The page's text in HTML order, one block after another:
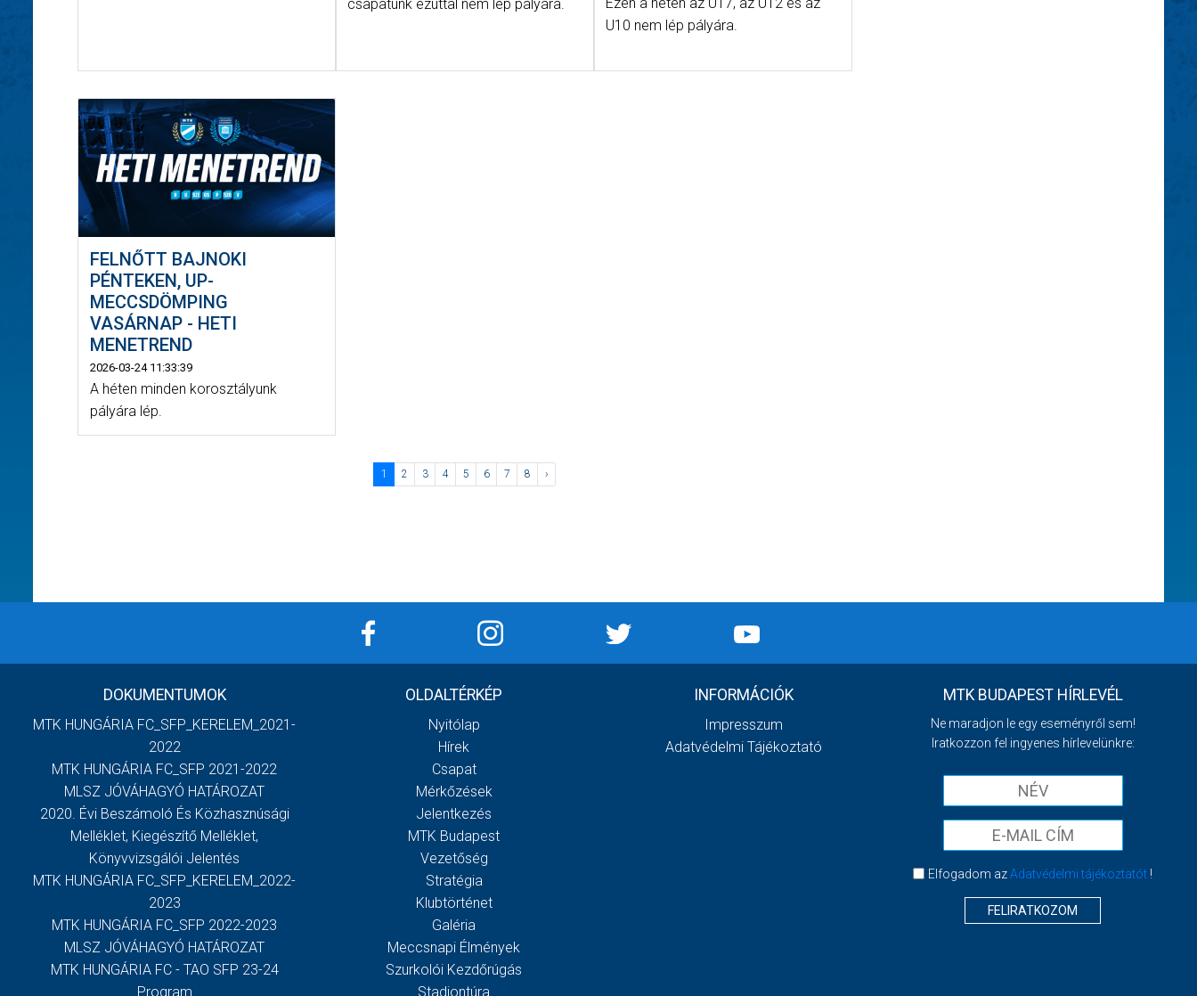
csapatunk ezúttal nem lép pályára.
U10 nem lép pályára.
FELNŐTT BAJNOKI
PÉNTEKEN, UP-
MECCSDÖMPING
VASÁRNAP - HETI
MENETREND
2026-03-24 11:33:39
A héten minden korosztályunk
pályára lép.
1 2 3 4 5 6 7 8 ›
DOKUMENTUMOK
MTK HUNGÁRIA FC_SFP_KERELEM_2021-
2022
MTK HUNGÁRIA FC_SFP 2021-2022
MLSZ JÓVÁHAGYÓ HATÁROZAT
2020. Évi Beszámoló És Közhasznúsági
Melléklet, Kiegészítő Melléklet,
Könyvvizsgálói Jelentés
MTK HUNGÁRIA FC_SFP_KERELEM_2022-
2023
MTK HUNGÁRIA FC_SFP 2022-2023
MLSZ JÓVÁHAGYÓ HATÁROZAT
MTK HUNGÁRIA FC - TAO SFP 23-24
Program
OLDALTÉRKÉP
Nyitólap
Hírek
Csapat
Mérkőzések
Jelentkezés
MTK Budapest
Vezetőség
Stratégia
Klubtörténet
Galéria
Meccsnapi Élmények
Szurkolói Kezdőrúgás
Stadiontúra
INFORMÁCIÓK
Impresszum
Adatvédelmi Tájékoztató
MTK BUDAPEST HÍRLEVÉL
Ne maradjon le egy eseményről sem!
Iratkozzon fel ingyenes hírlevelünkre:
Elfogadom azAdatvédelmi tájékoztatót !
FELIRATKOZOM